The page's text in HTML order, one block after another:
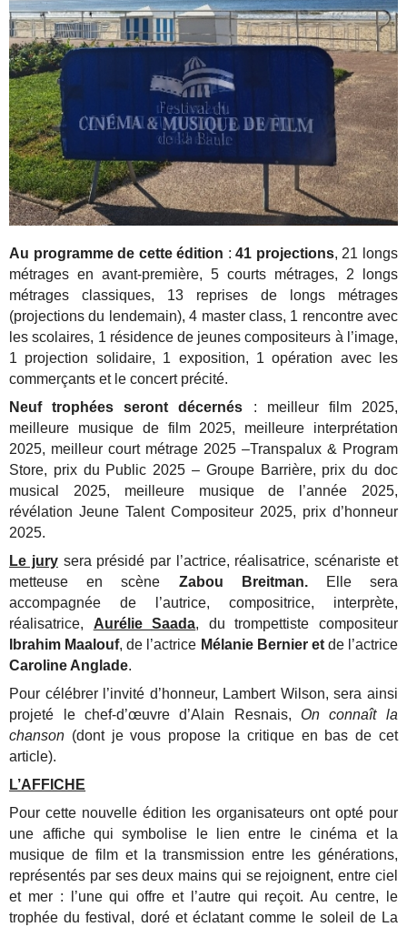
Au programme de cette édition :41 projections, 21 longs
métrages en avant-première, 5 courts métrages, 2 longs
métrages classiques, 13 reprises de longs métrages
(projections du lendemain), 4 master class, 1 rencontre avec
les scolaires, 1 résidence de jeunes compositeurs à l’image,
1 projection solidaire, 1 exposition, 1 opération avec les
commerçants et le concert précité.
Neuf trophées seront décernés : meilleur film 2025,
meilleure musique de film 2025, meilleure interprétation
2025, meilleur court métrage 2025 –Transpalux & Program
Store, prix du Public 2025 – Groupe Barrière, prix du doc
musical 2025, meilleure musique de l’année 2025,
révélation Jeune Talent Compositeur 2025, prix d’honneur
2025.
Le jurysera présidé par l’actrice, réalisatrice, scénariste et
metteuse en scène Zabou Breitman.Elle sera
accompagnée de l’autrice, compositrice, interprète,
réalisatrice, Aurélie Saada, du trompettiste compositeur
Ibrahim Maalouf, de l’actrice Mélanie Bernier etde l’actrice
Caroline Anglade.
Pour célébrer l’invité d’honneur, Lambert Wilson, sera ainsi
projeté le chef-d’œuvre d’Alain Resnais, On connaît la
chanson (dont je vous propose la critique en bas de cet
article).
L’AFFICHE
Pour cette nouvelle édition les organisateurs ont opté pour
une affiche qui symbolise le lien entre le cinéma et la
musique de film et la transmission entre les générations,
représentés par ses deux mains qui se rejoignent, entre ciel
et mer : l’une qui offre et l’autre qui reçoit. Au centre, le
trophée du festival, doré et éclatant comme le soleil de La